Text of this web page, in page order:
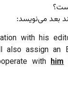
بعد می‌نویسد:
with his
also assign an
withhim